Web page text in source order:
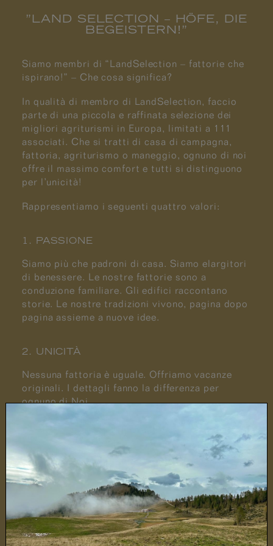
”LAND SELECTION – HÖFE, DIE
BEGEISTERN!”
Siamo membri di “LandSelection – fattorie che
ispirano!” – Che cosa significa?
In qualità di membro di LandSelection, faccio
parte di una piccola e raffinata selezione dei
migliori agriturismi in Europa, limitati a 111
associati. Che si tratti di casa di campagna,
fattoria, agriturismo o maneggio, ognuno di noi
offre il massimo comfort e tutti si distinguono
per l’unicità!
Rappresentiamo i seguenti quattro valori:
1. PASSIONE
Siamo più che padroni di casa. Siamo elargitori
di benessere. Le nostre fattorie sono a
conduzione familiare. Gli edifici raccontano
storie. Le nostre tradizioni vivono, pagina dopo
pagina assieme a nuove idee.
2. UNICITÀ
Nessuna fattoria è uguale. Offriamo vacanze
originali. I dettagli fanno la differenza per
ognuno di Noi.
Vitelli che pascolano, le patate che crescono e
bambini, stanchi ma felici di rincorrere il
maialino. Molti conoscono l’agricoltura solo
grazie ai libri. I nostri cortili la insegnano con
l’esperienza dal vivo. Imparare. In tutti i sensi.
Con il cuore e con la mente.